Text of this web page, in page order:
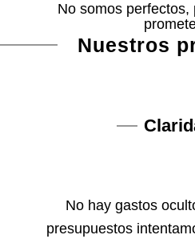
No somos
Nuestros
No hay gastos
presupuestos